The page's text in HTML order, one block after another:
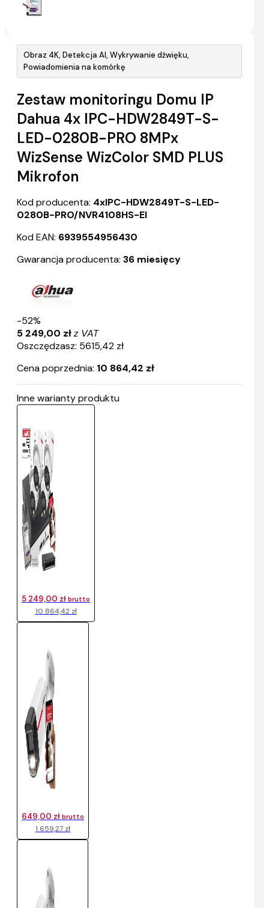
Obraz 4K, Detekcja AI, Wykrywanie dźwięku,
Powiadomienia na komórkę
Zestaw monitoringu Domu IP
Dahua 4x IPC-HDW2849T-S-
LED-0280B-PRO 8MPx
WizSense WizColor SMD PLUS
Mikrofon
Kod producenta: 4xIPC-HDW2849T-S-LED-
0280B-PRO/NVR4108HS-EI
Kod EAN: 6939554956430
Gwarancja producenta: 36 miesięcy
-52%
5 249,00 złz VAT
Oszczędzasz: 5615,42 zł
Cena poprzednia: 10 864,42 zł
Inne warianty produktu
10 864,42 zł
5 249,00 zł brutto
1 659,27 zł
649,00 zł brutto